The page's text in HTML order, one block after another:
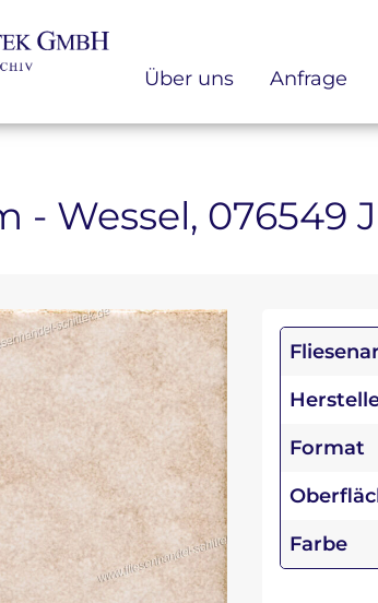
Über uns Anfrage
- Wessel,
Format
Farbe